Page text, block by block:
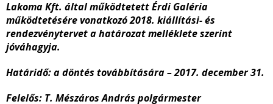
Lakoma Kft. által működtetett Érdi Galéria
működtetésére vonatkozó 2018. kiállítási- és
rendezvénytervet a határozat melléklete szerint
jóváhagyja.
Határidő: a döntés továbbítására – 2017. december 31.
Felelős: T. Mészáros András polgármester